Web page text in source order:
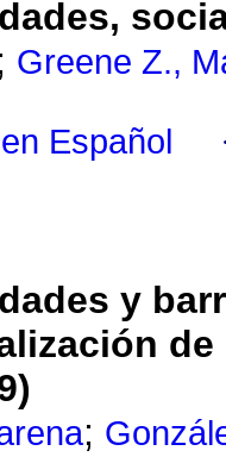
; Greene Z.,
Español
y
;